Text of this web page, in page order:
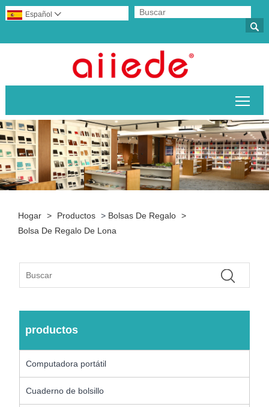

Español 
Hogar > Productos > Bolsas De Regalo >
Bolsa De Regalo De Lona
productos
Computadora portátil
Cuaderno de bolsillo